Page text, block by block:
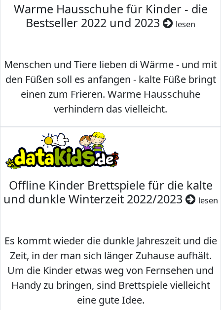
Warme Hausschuhe für Kinder - die
Bestseller 2022 und 2023
lesen
Menschen und Tiere lieben di Wärme - und mit
den Füßen soll es anfangen - kalte Füße bringt
einen zum Frieren. Warme Hausschuhe
verhindern das vielleicht.
Offline Kinder Brettspiele für die kalte
und dunkle Winterzeit 2022/2023
lesen
Es kommt wieder die dunkle Jahreszeit und die
Zeit, in der man sich länger Zuhause aufhält.
Um die Kinder etwas weg von Fernsehen und
Handy zu bringen, sind Brettspiele vielleicht
eine gute Idee.